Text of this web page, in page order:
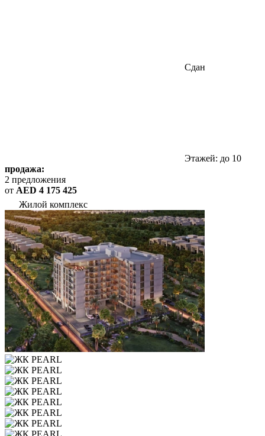
Сдан
Этажей: до 10
продажа:
2 предложения
от AED 4 175 425
Жилой комплекс